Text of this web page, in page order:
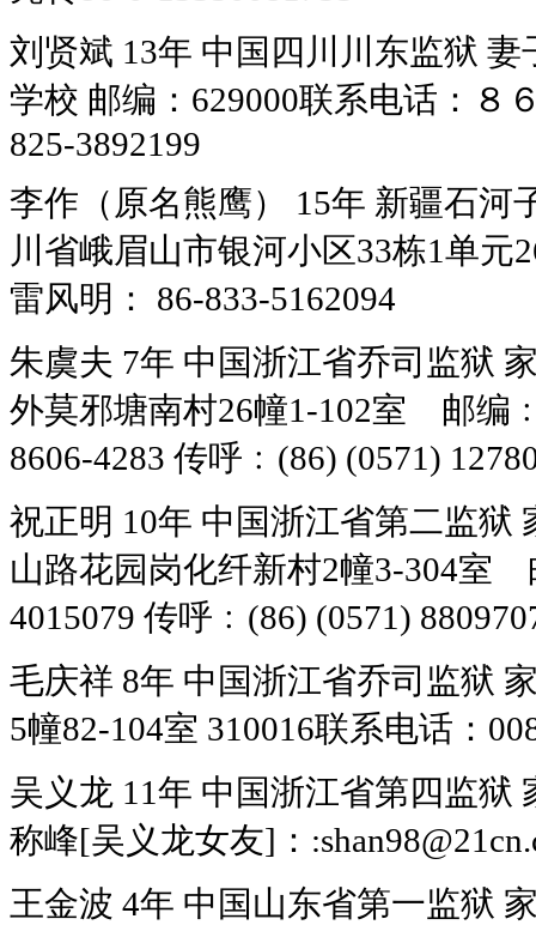
刘贤斌 13年 中国四川川东监狱
学校 邮编：629000联系电话：８
825-3892199
李作（原名熊鹰） 15年 新疆石河
川省峨眉山市银河小区33栋1单元
雷风明： 86-833-5162094
朱虞夫 7年 中国浙江省乔司监狱
外莫邪塘南村26幢1-102室 邮编
8606-4283 传呼﹕(86) (0571)
祝正明 10年 中国浙江省第二监狱
山路花园岗化纤新村2幢3-304室
4015079 传呼﹕(86) (0571)
毛庆祥 8年 中国浙江省乔司监狱
5幢82-104室 310016联系电话：
吴义龙 11年 中国浙江省第四监狱
称峰[吴义龙女友]：
王金波 4年 中国山东省第一监狱